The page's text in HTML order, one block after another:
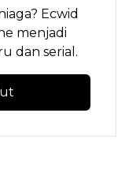
Ecwid
menjadi
dan serial.